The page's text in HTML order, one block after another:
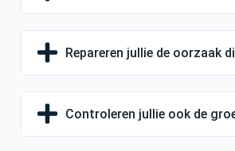
Repareren jullie de oorzaak
Controleren jullie ook de